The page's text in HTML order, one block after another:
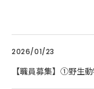
2026/01/23
【職員募集】①野生